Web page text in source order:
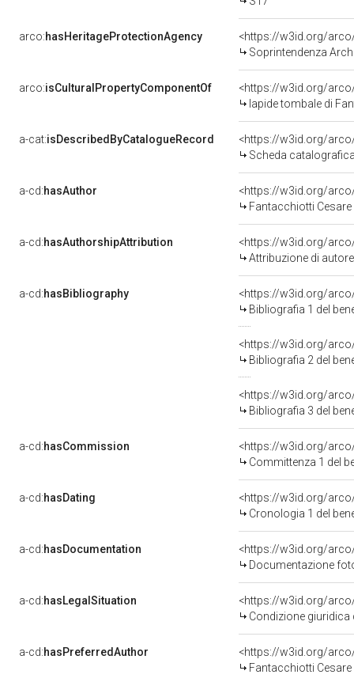
arco:hasHeritageProtectionAgency
<https://w3id.org/
Soprintendenza
arco:isCulturalPropertyComponentOf
<https://w3id.org/
lapide tombale di
a-cat:isDescribedByCatalogueRecord
<https://w3id.org/
Scheda
a-cd:hasAuthor
<https://w3id.org/
Fantacchiotti
a-cd:hasAuthorshipAttribution
<https://w3id.org/
Attribuzione di
a-cd:hasBibliography
<https://w3id.org/
Bibliografia 1 del
<https://w3id.org/
Bibliografia 2 del
<https://w3id.org/
Bibliografia 3 del
a-cd:hasCommission
<https://w3id.org/
Committenza 1 del
a-cd:hasDating
<https://w3id.org/
Cronologia 1 del
a-cd:hasDocumentation
Documentazione
a-cd:hasLegalSituation
Condizione giuridica
a-cd:hasPreferredAuthor
<https://w3id.org/
Fantacchiotti